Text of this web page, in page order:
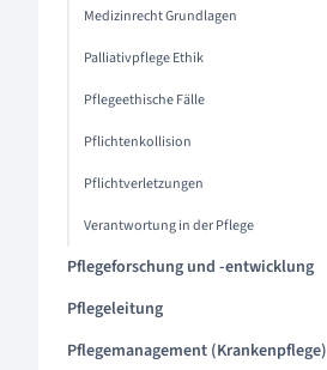
Medizinrecht Grundlagen
Palliativpflege Ethik
Pflegeethische Fälle
Pflichtenkollision
Pflichtverletzungen
Verantwortung in der Pflege
Pflegeforschung und -entwicklung
Pflegeleitung
Pflegemanagement (Krankenpflege)